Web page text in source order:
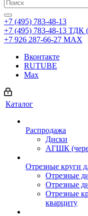
+7 (495) 783-48-13
+7 (495) 783-48-13 ТДК
+7 926 287-66-27 МАХ
Вконтакте
RUTUBE
Max
Каталог
Распродажа
Диски
АГШК
Отрезные круги
Отрезные
Отрезные
Отрезные
кварциту